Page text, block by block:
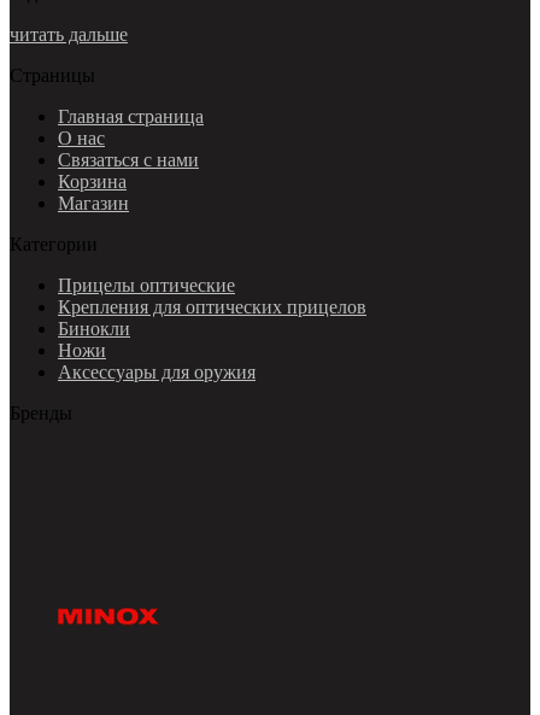
читать дальше
Страницы
Главная страница
О нас
Связаться с нами
Корзина
Магазин
Категории
Прицелы оптические
Крепления для оптических прицелов
Бинокли
Ножи
Аксессуары для оружия
Бренды